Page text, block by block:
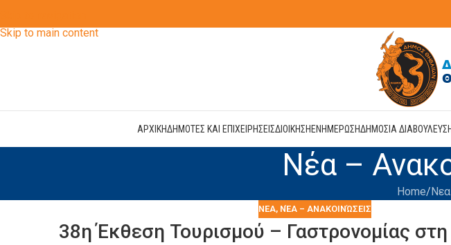
Skip to main content
ΑΡΧΙΚΗΔΗΜΟΤΕΣ ΚΑΙ ΕΠΙΧΕΙΡΗΣΕΙΣΔΙΟΙΚΗΣΗΕΝΗΜΕΡΩΣΗΔΗΜΟΣΙΑ
Νέα –
Home Νεα
ΝΕΑ, ΝΈΑ – ΑΝΑΚΟΙΝΏΣΕΙΣ
38η Έκθεση Τουρισμού – Γαστρονομίας